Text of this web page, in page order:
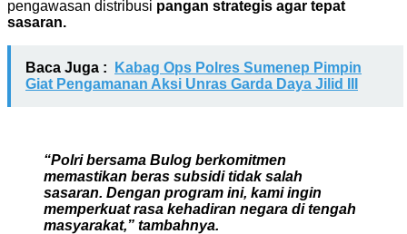
pengawasan distribusi pangan strategis agar tepat
sasaran.
Baca Juga :
Kabag Ops Polres Sumenep Pimpin
Giat Pengamanan Aksi Unras Garda Daya Jilid III
“Polri bersama Bulog berkomitmen
memastikan beras subsidi tidak salah
sasaran. Dengan program ini, kami ingin
memperkuat rasa kehadiran negara di tengah
masyarakat,” tambahnya.